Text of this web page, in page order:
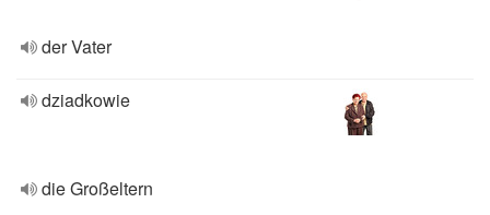
der Vater
dziadkowie
die Großeltern